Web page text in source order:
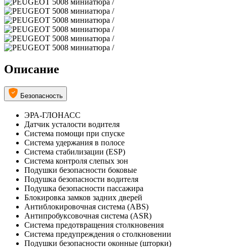
Описание
Безопасность
ЭРА-ГЛОНАСС
Датчик усталости водителя
Система помощи при спуске
Система удержания в полосе
Система стабилизации (ESP)
Система контроля слепых зон
Подушки безопасности боковые
Подушка безопасности водителя
Подушка безопасности пассажира
Блокировка замков задних дверей
Антиблокировочная система (ABS)
Антипробуксовочная система (ASR)
Система предотвращения столкновения
Система предупреждения о столкновении
Подушки безопасности оконные (шторки)